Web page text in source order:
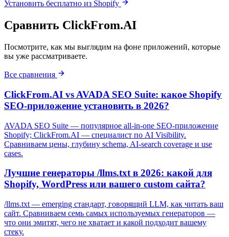
Установить бесплатно из Shopify
Сравнить ClickFrom.AI
Посмотрите, как мы выглядим на фоне приложений, которые
вы уже рассматриваете.
Все сравнения
ClickFrom.AI vs AVADA SEO Suite: какое Shopify
SEO-приложение установить в 2026?
AVADA SEO Suite — популярное all-in-one SEO-приложение
Shopify; ClickFrom.AI — специалист по AI Visibility.
Сравниваем цены, глубину schema, AI-search coverage и use
cases.
Лучшие генераторы /llms.txt в 2026: какой для
Shopify, WordPress или вашего custom сайта?
/llms.txt — emerging стандарт, говорящий LLM, как читать ваш
сайт. Сравниваем семь самых используемых генераторов —
что они эмитят, чего не хватает и какой подходит вашему
стеку.